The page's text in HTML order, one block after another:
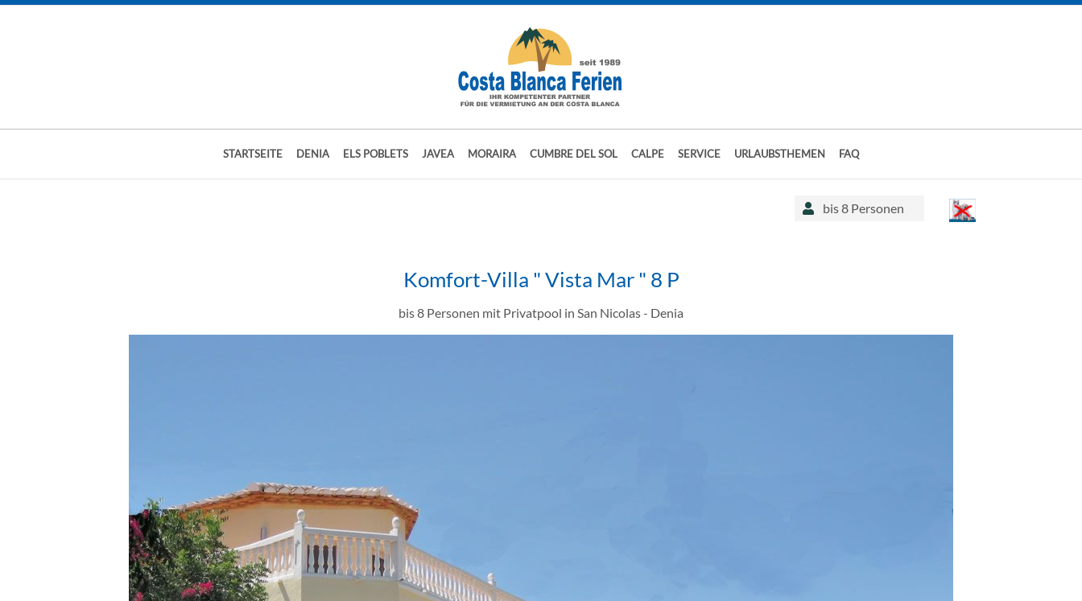
STARTSEITE DENIA ELS POBLETS JAVEA MORAIRA CUMBRE DEL SOL CALPE SERVICE URLAUBSTHEMEN FAQ
bis 8 Personen
Komfort-Villa " Vista Mar " 8 P
bis 8 Personen mit Privatpool in San Nicolas - Denia